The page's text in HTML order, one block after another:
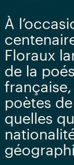
À
Floraux
de la
poètes
quelles